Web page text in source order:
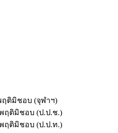
ฤติมิชอบ (จุฬาฯ)
ฤติมิชอบ (ป.ป.ช.)
ฤติมิชอบ (ป.ป.ท.)